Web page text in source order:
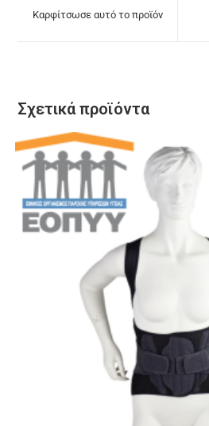
Καρφίτσωσε αυτό το προϊόν
Σχετικά προϊόντα